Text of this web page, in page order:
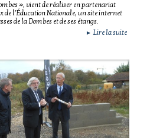
», vient de réaliser en partenariat
de l’Éducation Nationale, un site internet
de la Dombes et de ses étangs.
► Lire la suite